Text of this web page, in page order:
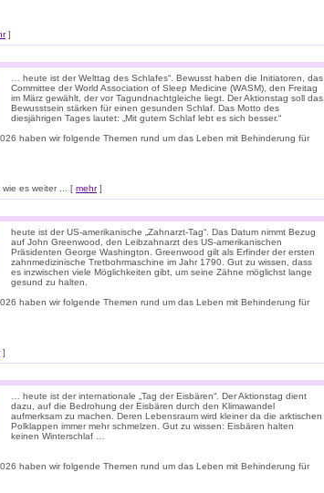
]
… heute ist der Welttag des Schlafes“. Bewusst haben die Initiatoren, das
Committee der World Association of Sleep Medicine (WASM), den Freitag
im März gewählt, der vor Tagundnachtgleiche liegt. Der Aktionstag soll das
Bewusstsein stärken für einen gesunden Schlaf. Das Motto des
diesjährigen Tages lautet: „Mit gutem Schlaf lebt es sich besser.“
haben wir folgende Themen rund um das Leben mit Behinderung für
es weiter ... [ mehr]
heute ist der US-amerikanische „Zahnarzt-Tag“. Das Datum nimmt Bezug
auf John Greenwood, den Leibzahnarzt des US-amerikanischen
Präsidenten George Washington. Greenwood gilt als Erfinder der ersten
zahnmedizinische Tretbohrmaschine im Jahr 1790. Gut zu wissen, dass
es inzwischen viele Möglichkeiten gibt, um seine Zähne möglichst lange
gesund zu halten.
haben wir folgende Themen rund um das Leben mit Behinderung für
]
… heute ist der internationale „Tag der Eisbären“. Der Aktionstag dient
dazu, auf die Bedrohung der Eisbären durch den Klimawandel
aufmerksam zu machen. Deren Lebensraum wird kleiner da die arktischen
Polklappen immer mehr schmelzen. Gut zu wissen: Eisbären halten
keinen Winterschlaf …
haben wir folgende Themen rund um das Leben mit Behinderung für